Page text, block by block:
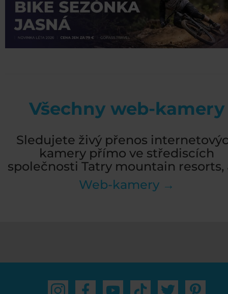
Všechny web-kamery
Sledujete živý přenos
kamery přímo ve střediscích
společnosti Tatry mountain resorts,
Web-kamery →